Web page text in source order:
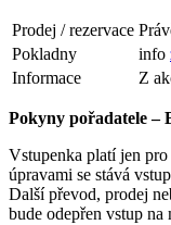
Prodej / rezervace
Pokladny
info
Informace
Z
Pokyny pořadatele –
Vstupenka platí jen
úpravami se stává
Další převod, prodej
bude odepřen vstup